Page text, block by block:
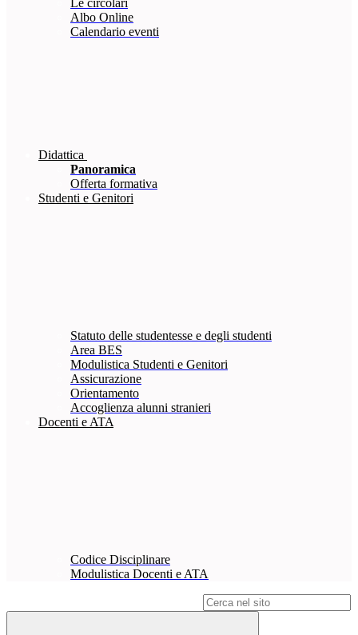
Le circolari
Albo Online
Calendario eventi
Didattica
Panoramica
Offerta formativa
Studenti e Genitori
Statuto delle studentesse e degli studenti
Area BES
Modulistica Studenti e Genitori
Assicurazione
Orientamento
Accoglienza alunni stranieri
Docenti e ATA
Codice Disciplinare
Modulistica Docenti e ATA